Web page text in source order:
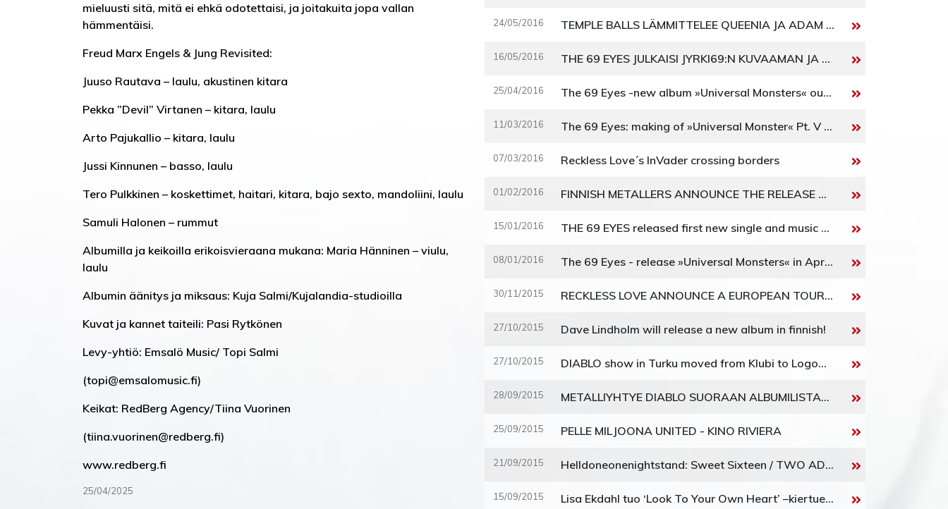
mieluusti sitä, mitä ei ehkä odotettaisi, ja joitakuita jopa vallan
hämmentäisi.
Freud Marx Engels & Jung Revisited:
Juuso Rautava – laulu, akustinen kitara
Pekka ”Devil” Virtanen – kitara, laulu
Arto Pajukallio – kitara, laulu
Jussi Kinnunen – basso, laulu
Tero Pulkkinen – koskettimet, haitari, kitara, bajo sexto, mandoliini, laulu
Samuli Halonen – rummut
Albumilla ja keikoilla erikoisvieraana mukana: Maria Hänninen – viulu,
laulu
Albumin äänitys ja miksaus: Kuja Salmi/Kujalandia-studioilla
Kuvat ja kannet taiteili: Pasi Rytkönen
Levy-yhtiö: Emsalö Music/ Topi Salmi
(topi@emsalomusic.fi)
Keikat: RedBerg Agency/Tiina Vuorinen
(tiina.vuorinen@redberg.fi)
www.redberg.fi
25/04/2025
24/05/2016 TEMPLE BALLS LÄMMITTELEE QUEENIA JA ADAM LAMBERTIA
16/05/2016 THE 69 EYES JULKAISI JYRKI69:N KUVAAMAN JA OHJAAMAN VIDEON
25/04/2016 The 69 Eyes -new album »Universal Monsters« out now!
11/03/2016 The 69 Eyes: making of »Universal Monster« Pt. V launched / new tour dates released
07/03/2016 Reckless Love´s InVader crossing borders
01/02/2016 FINNISH METALLERS ANNOUNCE THE RELEASE OF NEW STUDIO ALBUM FOR MARCH 4TH 2016
15/01/2016 THE 69 EYES released first new single and music video for 'Jet Fighter Plane' on 15.1.2016!
08/01/2016 The 69 Eyes - release »Universal Monsters« in April; first details and trailer revealed!
30/11/2015 RECKLESS LOVE ANNOUNCE A EUROPEAN TOUR 2016
27/10/2015 Dave Lindholm will release a new album in finnish!
27/10/2015 DIABLO show in Turku moved from Klubi to Logomo
28/09/2015 METALLIYHTYE DIABLO SUORAAN ALBUMILISTAN YKKÖSEKSI
25/09/2015 PELLE MILJOONA UNITED - KINO RIVIERA
21/09/2015 Helldoneonenightstand: Sweet Sixteen / TWO ADDITIONAL SHOWS!
15/09/2015 Lisa Ekdahl tuo ‘Look To Your Own Heart’ –kiertueensa Suomeen